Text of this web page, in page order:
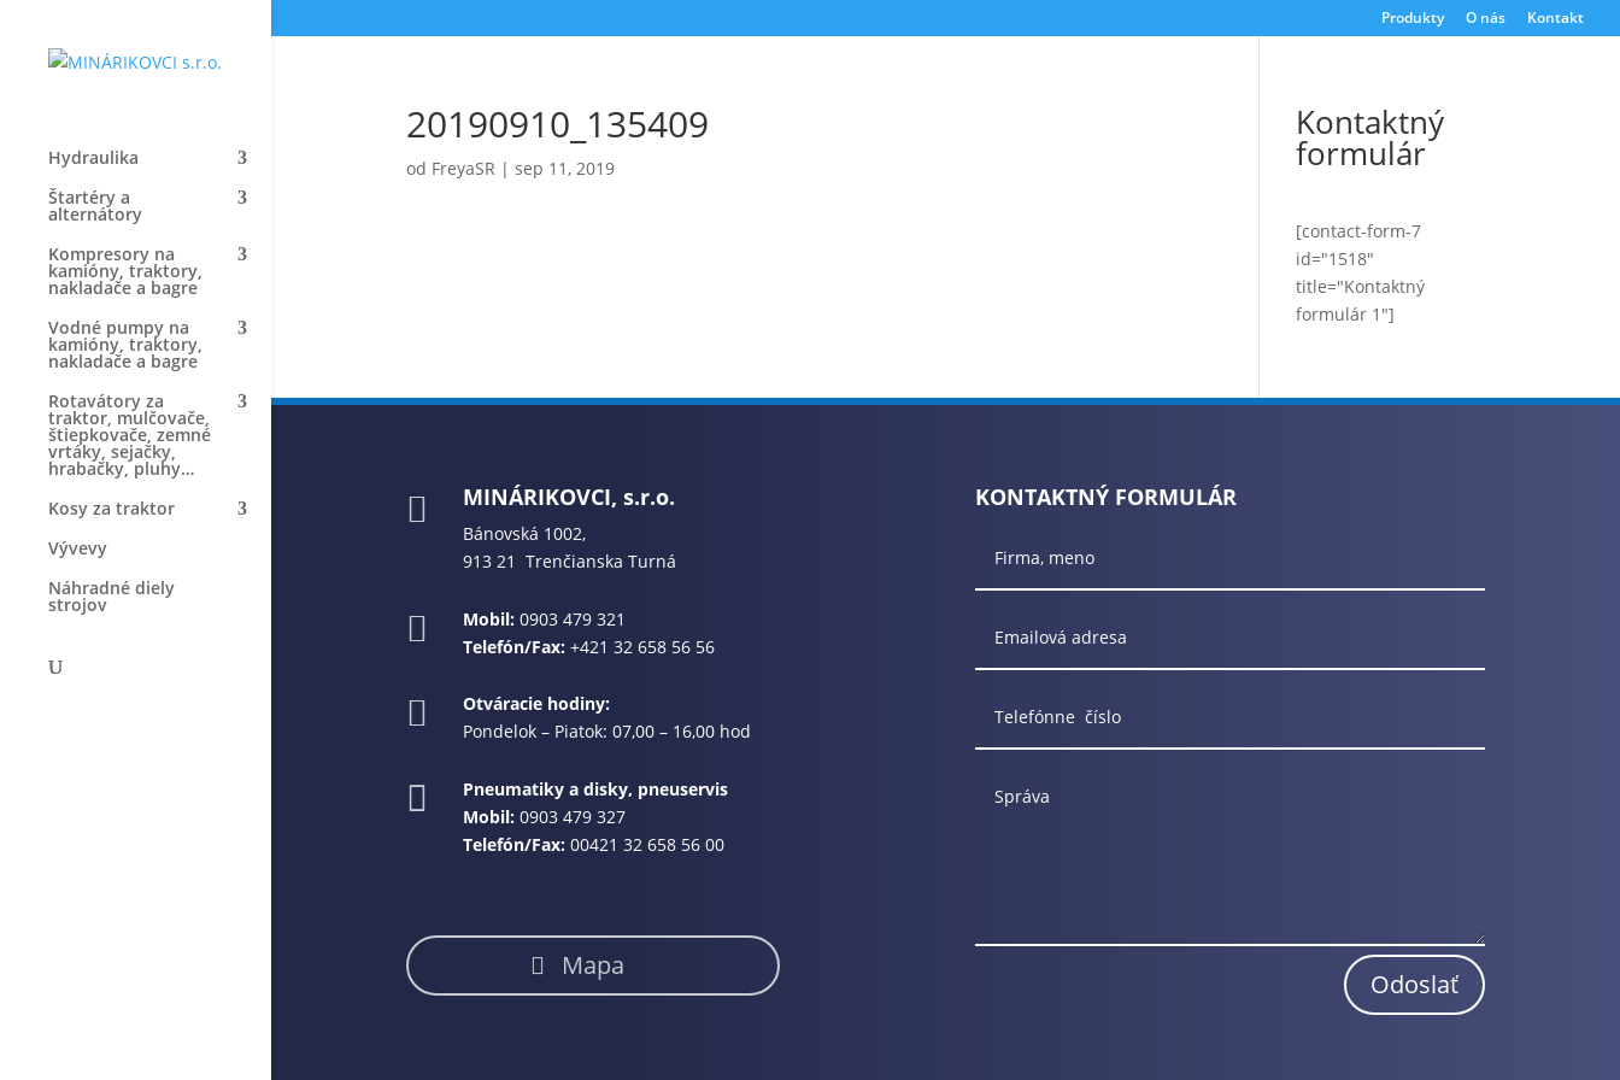
Produkty O nás Kontakt
Hydraulika
Štartéry a
alternátory
Kompresory na
kamióny, traktory,
nakladače a bagre
Vodné pumpy na
kamióny, traktory,
nakladače a bagre
Rotavátory za
traktor, mulčovače,
štiepkovače, zemné
vrtáky, sejačky,
hrabačky, pluhy…
Kosy za traktor
Vývevy
Náhradné diely
strojov
20190910_135409
od FreyaSR | sep 11, 2019
Kontaktný
formulár
[contact-form-7
id="1518"
title="Kontaktný
formulár 1"]
 MINÁRIKOVCI, s.r.o.
Bánovská 1002,
913 21 Trenčianska Turná
 Mobil: 0903 479 321
Telefón/Fax: +421 32 658 56 56

Otváracie hodiny:
Pondelok – Piatok: 07,00 – 16,00 hod

Pneumatiky a disky, pneuservis
Mobil: 0903 479 327
Telefón/Fax: 00421 32 658 56 00
Mapa
KONTAKTNÝ FORMULÁR
Odoslať